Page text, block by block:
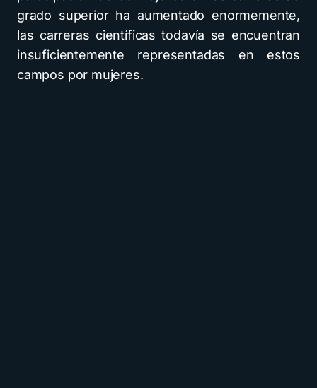
grado superior ha aumentado enormemente,
las carreras científicas todavía se encuentran
insuficientemente representadas en estos
campos por mujeres.